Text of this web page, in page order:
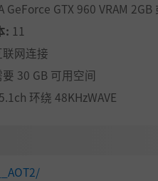
GeForce GTX 960 VRAM 2GB
: 11
网连接
要 30 GB 可用空间
环绕 48KHzWAVE